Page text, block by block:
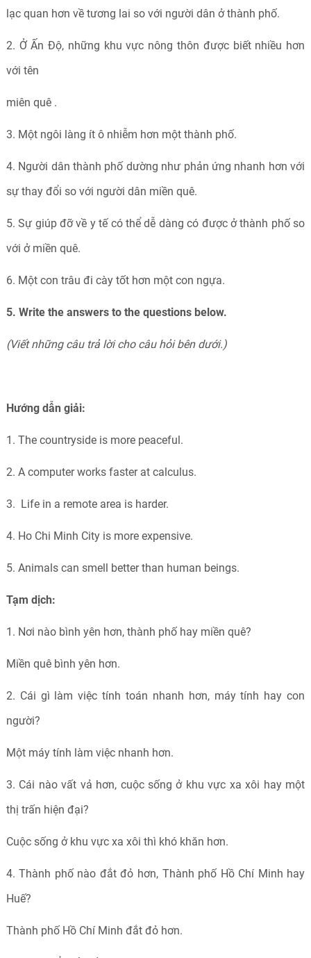
lạc quan hơn về tương lai so với người dân ở thành phố.
2. Ở Ấn Độ, những khu vực nông thôn được biết nhiều hơn
với tên
miên quê .
3. Một ngôi làng ít ô nhiễm hơn một thành phố.
4. Người dân thành phố dường như phản ứng nhanh hơn với
sự thay đổi so với người dân miền quê.
5. Sự giúp đỡ về y tế có thể dễ dàng có được ở thành phố so
với ở miền quê.
6. Một con trâu đi cày tốt hơn một con ngựa.
5. Write the answers to the questions below.
(Viết những câu trả lời cho câu hỏi bên dưới.)
Hướng dẫn giải:
1. The countryside is more peaceful.
2. A computer works faster at calculus.
3. Life in a remote area is harder.
4. Ho Chi Minh City is more expensive.
5. Animals can smell better than human beings.
Tạm dịch:
1. Nơi nào bình yên hơn, thành phố hay miền quê?
Miền quê bình yên hơn.
2. Cái gì làm việc tính toán nhanh hơn, máy tính hay con
người?
Một máy tính làm việc nhanh hơn.
3. Cái nào vất vả hơn, cuộc sống ở khu vực xa xôi hay một
thị trấn hiện đại?
Cuộc sống ở khu vực xa xôi thì khó khăn hơn.
4.Thành phố nào đắt đỏ hơn, Thành phố Hồ Chí Minh hay
Huế?
Thành phố Hồ Chí Minh đắt đỏ hơn.